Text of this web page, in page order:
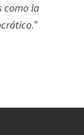
como la